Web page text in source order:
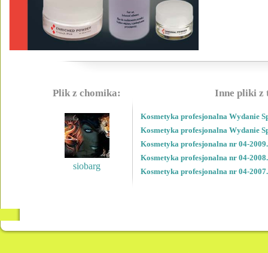
Plik z chomika:
siobarg
Inne pliki z
Kosmetyka profesjonalna Wydanie
Kosmetyka profesjonalna Wydanie
Kosmetyka profesjonalna nr 04-
Kosmetyka profesjonalna nr 04-
Kosmetyka profesjonalna nr 04-